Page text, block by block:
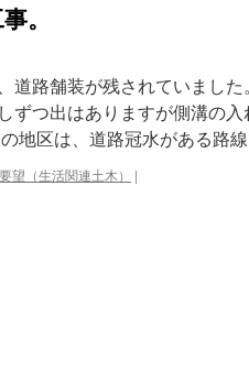
。
道路舗装が残されていまし
ずつ出はありますが側溝の
地区は、道路冠水がある路
望（生活関連土木） |